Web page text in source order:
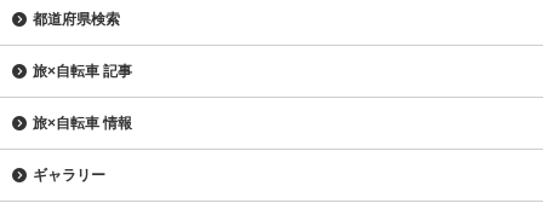
都道府県検索
旅×自転車 記事
旅×自転車 情報
ギャラリー